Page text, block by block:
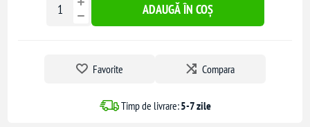
ADAUGĂ ÎN COȘ
Favorite Compara
Timp de livrare:5-7 zile